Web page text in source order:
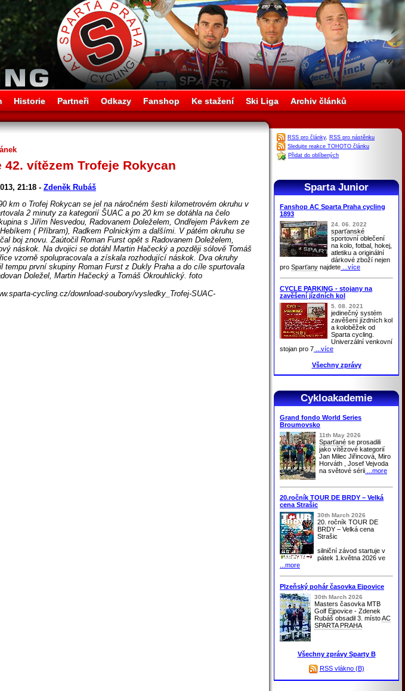
Historie Partneři Odkazy Fanshop Ke stažení Ski Liga Archiv článků
42. vítězem Trofeje Rokycan
21:18 - Zdeněk Rubáš
km o Trofej Rokycan se jel na náročném šesti kilometrovém okruhu v
2 minuty za kategorií ŠUAC a po 20 km se dotáhla na čelo
s Jiřím Nesvedou, Radovanem Doleželem, Ondřejem Pávkem ze
( Příbram), Radkem Polnickým a dalšími. V pátém okruhu se
boj znovu. Zaútočil Roman Furst opět s Radovanem Doleželem,
náskok. Na dvojici se dotáhl Martin Hačecký a později sólově Tomáš
vzorně spolupracovala a získala rozhodující náskok. Dva okruhy
tempu první skupiny Roman Furst z Dukly Praha a do cíle spurtovala
Doležel, Martin Hačecký a Tomáš Okrouhlický. foto
cycling.cz/download-soubory/vysledky_Trofej-SUAC-
RSS pro články, RSS pro nástěnku
Sledujte reakce TOHOTO článku
Přidat do oblíbených
Sparta Junior
Fanshop AC Sparta Praha cycling
1893
24. 06. 2022
sparťanské
sportovní oblečení
na kolo, fotbal, hokej,
atletiku a originální
dárkové zboží nejen
pro Sparťany najdete ...více
CYCLE PARKING - stojany na
zavěšení jízdních kol
5. 08. 2021
jedinečný systém
zavěšení jízdních kol
a koloběžek od
Sparta cycling.
Univerzální venkovní
stojan pro 7 ...více
Všechny zprávy
Cykloakademie
Grand fondo World Series
Broumovsko
11th May 2026
Sparťané se prosadili
jako vítězové kategorií
Jan Milec Jiřincová, Miro
Horváth , Josef Vejvoda
na světové sérii ...more
20.ročník TOUR DE BRDY – Velká
cena Strašic
30th March 2026
20. ročník TOUR DE
BRDY – Velká cena
Strašic
silniční závod startuje v
pátek 1.května 2026 ve
...more
Plzeňský pohár časovka Ejpovice
30th March 2026
Masters časovka MTB
Golf Ejpovice - Zdenek
Rubáš obsadil 3. místoAC
SPARTA PRAHA
Všechny zprávy Sparty B
RSS vlákno (B)